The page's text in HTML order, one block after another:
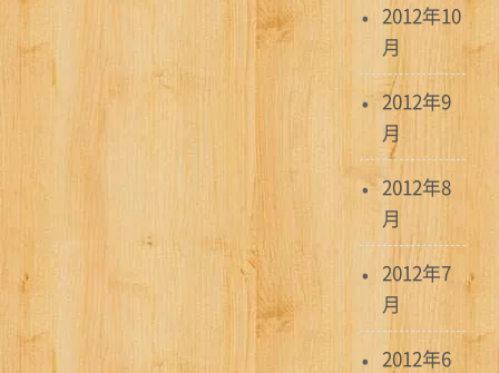
2012年10
月
2012年9
月
2012年8
月
2012年7
月
2012年6